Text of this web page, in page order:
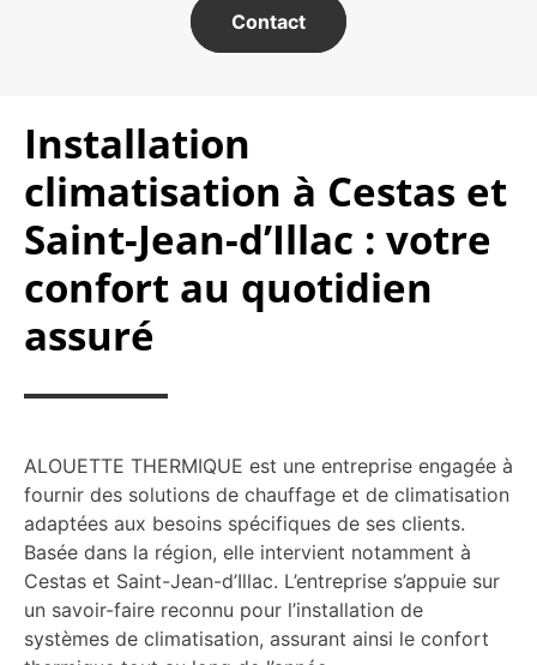
Contact
Installation
climatisation à Cestas et
Saint-Jean-d’Illac : votre
confort au quotidien
assuré
ALOUETTE THERMIQUE est une entreprise engagée à
fournir des solutions de chauffage et de climatisation
adaptées aux besoins spécifiques de ses clients.
Basée dans la région, elle intervient notamment à
Cestas et Saint-Jean-d’Illac. L’entreprise s’appuie sur
un savoir-faire reconnu pour l’installation de
systèmes de climatisation, assurant ainsi le confort